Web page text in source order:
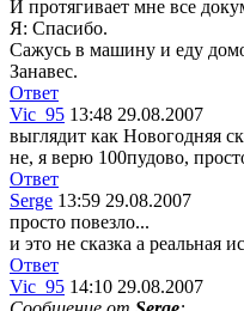
И протягивает мне все
Я: Спасибо.
Сажусь в машину и еду
Занавес.
Ответ
Vic_95 13:48 29.08.2007
выглядит как Новогодняя
не, я верю 100пудово,
Ответ
Serge 13:59 29.08.2007
просто повезло...
и это не сказка а реальная
Ответ
Vic_95 14:10 29.08.2007